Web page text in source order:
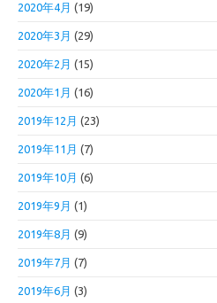
2020年4月 (19)
2020年3月 (29)
2020年2月 (15)
2020年1月 (16)
2019年12月 (23)
2019年11月 (7)
2019年10月 (6)
2019年9月 (1)
2019年8月 (9)
2019年7月 (7)
2019年6月 (3)